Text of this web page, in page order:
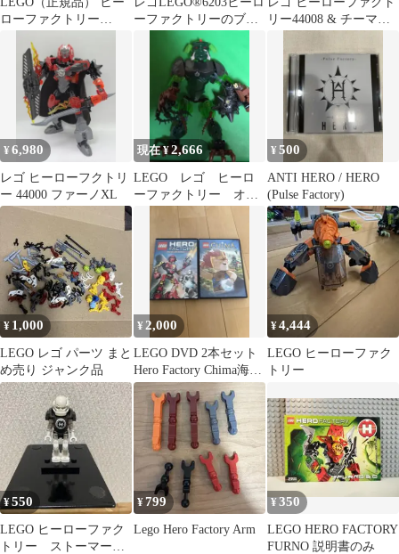
ローファクトリー
ーファクトリーのブラ
ックファントム（ヴィ
ランズ）
リー44008 & チーマ
¥6,980
レゴ ヒーローフクトリ
ー 44000 ファーノXL
現在 ¥2,666
LEGO レゴ ヒーロ
ーファクトリー オグ
¥500
ANTI HERO / HERO
(Pulse Factory)
¥ 1,000
LEGO レゴ パーツ まと
め売り ジャンク品
¥2,000
LEGO DVD 2本セット
Hero Factory Chima海外
版レゴDVD
¥4,444
LEGO ヒーローファク
トリー
¥550
LEGO ヒーローファク
トリー ストーマー
¥799
Lego Hero Factory Arm
¥350
LEGO HERO FACTORY
FURNO 説明書のみ